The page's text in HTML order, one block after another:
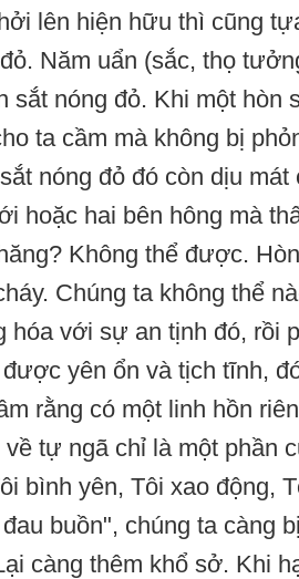
lên hiện hữu thì cũng
Năm uẩn (sắc, thọ
sắt nóng đỏ. Khi một hòn
ta cầm mà không bị
nóng đỏ đó còn dịu
hoặc hai bên hông mà
Không thể được.
Chúng ta không thể
hóa với sự an tịnh đó, rồi
yên ổn và tịch tĩnh,
rằng có một linh hồn
tự ngã chỉ là một phần
bình yên, Tôi xao động,
buồn", chúng ta càng
càng thêm khổ sở. Khi